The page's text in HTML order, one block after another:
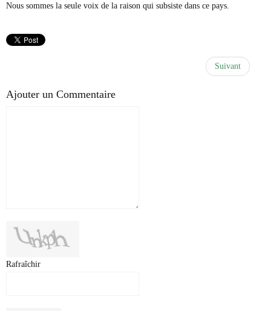
Nous sommes la seule voix de la raison qui subsiste dans ce pays.
Suivant
Ajouter un Commentaire
Rafraîchir